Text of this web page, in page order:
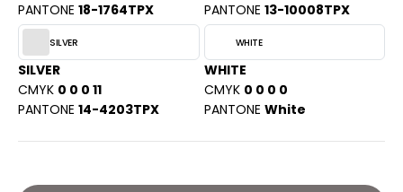
GEN
MORNING STUDIOS
SEGURIDAD
PANTONE 18-1764TPX
PANTONE 13-10008TPX
SILVER
SILVER
CMYK 0 0 0 11
PANTONE 14-4203TPX
WHITE
WHITE
CMYK 0 0 0 0
PANTONE White